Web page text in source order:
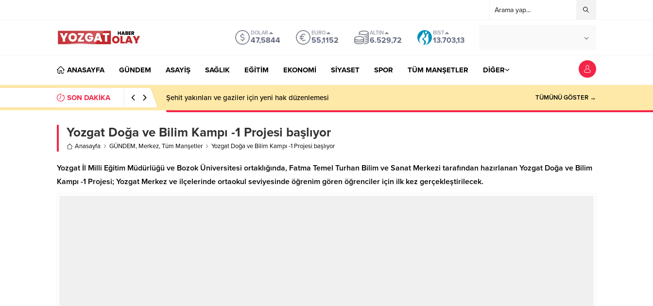
DOLAR
47,5844
EURO
55,1152
ALTIN
6.529,72
BIST
13.703,13
ANASAYFA GÜNDEM ASAYİŞ SAĞLIK EĞİTİM EKONOMİ SİYASET SPOR TÜM MANŞETLER DİĞER
SON DAKİKA Şehit yakınları ve gaziler için yeni hak düzenlemesi TÜMÜNÜ GÖSTER →
Yozgat Doğa ve Bilim Kampı -1 Projesi başlıyor
Anasayfa GÜNDEM, Merkez,Tüm Manşetler Yozgat Doğa ve Bilim Kampı -1 Projesi başlıyor
Yozgat İl Milli Eğitim Müdürlüğü ve Bozok Üniversitesi ortaklığında, Fatma Temel Turhan Bilim ve Sanat Merkezi tarafından hazırlanan Yozgat Doğa ve Bilim
Kampı -1 Projesi; Yozgat Merkez ve ilçelerinde ortaokul seviyesinde öğrenim gören öğrenciler için ilk kez gerçekleştirilecek.